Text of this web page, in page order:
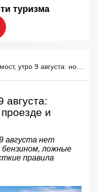
туризма
Крымский мост, утро 9 августа: новости о свободном проезде и бензине
августа:
и
августа нет
ложные
правила